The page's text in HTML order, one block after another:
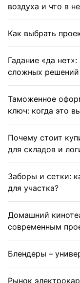
воздуха и что в
Как выбрать
Гадание «да
сложных решений
Таможенное
ключ: когда это
Почему стоит
для складов и
Заборы и сетки:
для участка?
Домашний
современным
Блендеры –
Рынок